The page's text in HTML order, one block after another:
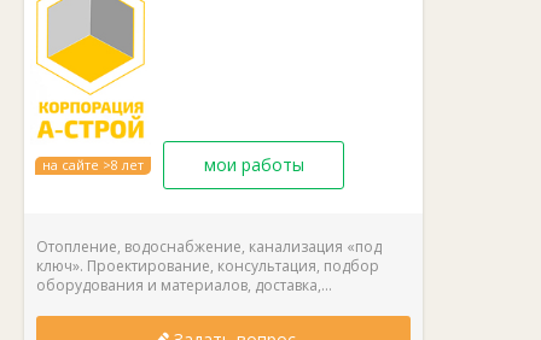
на сайте >8 лет мои работы
Отопление, водоснабжение, канализация «под
ключ». Проектирование, консультация, подбор
оборудования и материалов, доставка,...